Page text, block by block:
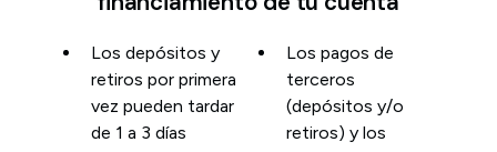
Los depósitos y
retiros por primera
vez pueden tardar
de 1 a 3 días
Los pagos de
terceros
(depósitos y/o
retiros) y los